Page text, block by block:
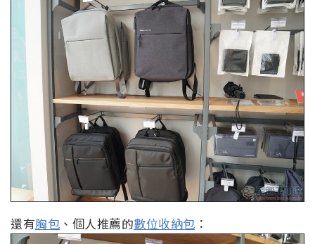
還有胸包 、個人推薦的數位收納包 ：